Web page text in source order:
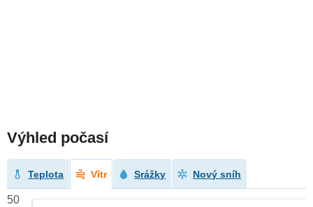
Výhled počasí
Teplota Vítr Srážky Nový sníh
50